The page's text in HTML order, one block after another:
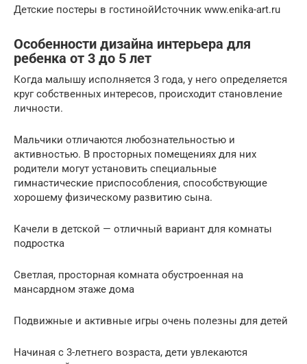
Детские постеры в гостинойИсточник www.enika-art.ru
Особенности дизайна интерьера для
ребенка от 3 до 5 лет
Когда малышу исполняется 3 года, у него определяется
круг собственных интересов, происходит становление
личности.
Мальчики отличаются любознательностью и
активностью. В просторных помещениях для них
родители могут установить специальные
гимнастические приспособления, способствующие
хорошему физическому развитию сына.
Качели в детской — отличный вариант для комнаты
подростка
Светлая, просторная комната обустроенная на
мансардном этаже дома
Подвижные и активные игры очень полезны для детей
Начиная с 3-летнего возраста, дети увлекаются